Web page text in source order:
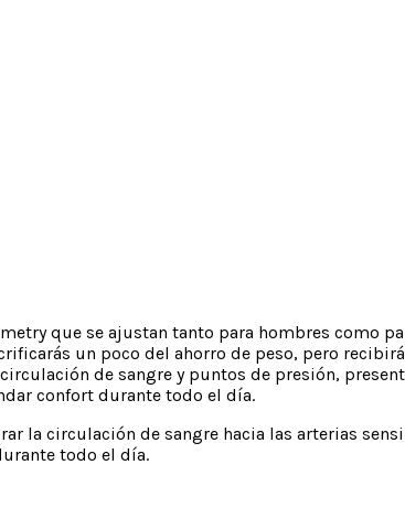
que se ajustan tanto para hombres como
un poco del ahorro de peso, pero
de sangre y puntos de presión,
confort durante todo el día.
la circulación de sangre hacia las arterias
todo el día.